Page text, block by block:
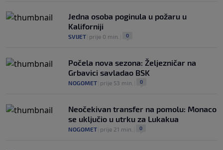
Jedna osoba poginula u požaru u
Kaliforniji
SVIJET prije 0 min. 0
Počela nova sezona: Željezničar na
Grbavici savladao BSK
NOGOMET prije 53 min. 0
Neočekivan transfer na pomolu: Monaco
se uključio u utrku za Lukakua
NOGOMET prije 21 min. 0